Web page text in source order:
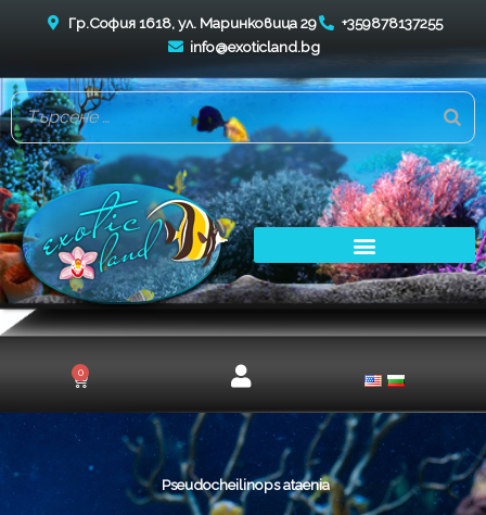
Гр.София 1618, ул. Маринковица 29
+359878137255
info@exoticland.bg
0
Cart
Pseudocheilinops ataenia